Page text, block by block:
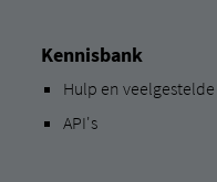
Kennisbank
Hulp en
API's